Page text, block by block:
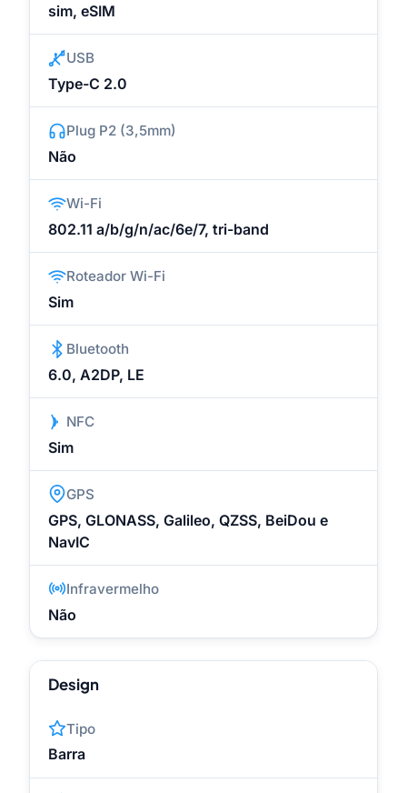
sim, eSIM
USB
Type-C 2.0
Plug P2 (3,5mm)
Não
Wi-Fi
802.11 a/b/g/n/ac/6e/7, tri-band
Roteador Wi-Fi
Sim
Bluetooth
6.0, A2DP, LE
NFC
Sim
GPS
GPS, GLONASS, Galileo, QZSS, BeiDou e
NavIC
Infravermelho
Não
Design
Tipo
Barra